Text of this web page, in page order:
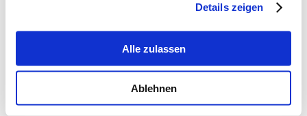
Details zeigen
Alle zulassen
Ablehnen